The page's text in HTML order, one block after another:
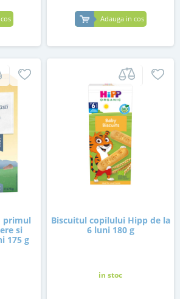
Adauga in cos
primul
si
175 g
Biscuitul copilului Hipp de la
6 luni 180 g
in stoc